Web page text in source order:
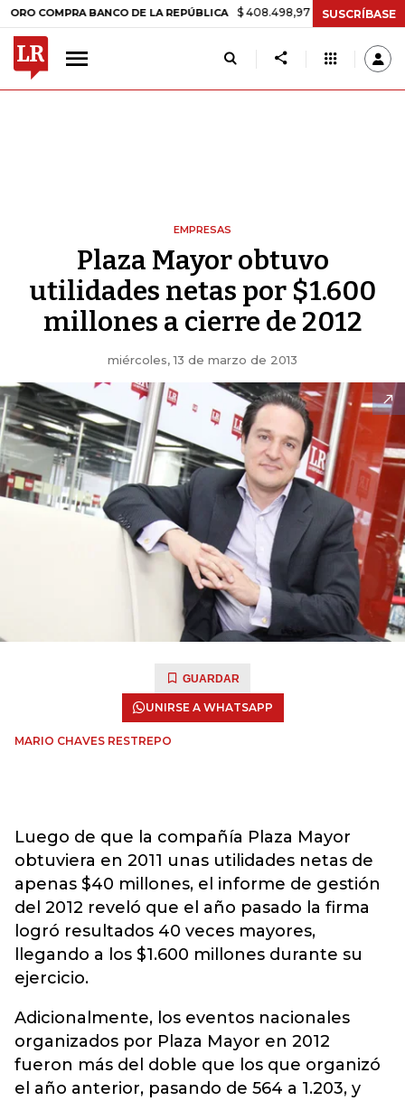
BANCO DE LA REPÚBLICA $ 408.498,97 +$ 8.753,81 +2,19%
SUSCRÍBASE
EMPRESAS
Plaza Mayor obtuvo
utilidades netas por $1.600
millones a cierre de 2012
miércoles, 13 de marzo de 2013
GUARDAR
UNIRSE A WHATSAPP
MARIO CHAVES RESTREPO
Luego de que la compañía Plaza Mayor
obtuviera en 2011 unas utilidades netas de
apenas $40 millones, el informe de gestión
del 2012 reveló que el año pasado la firma
logró resultados 40 veces mayores,
llegando a los $1.600 millones durante su
ejercicio.
Adicionalmente, los eventos nacionales
organizados por Plaza Mayor en 2012
fueron más del doble que los que organizó
el año anterior, pasando de 564 a 1.203, y